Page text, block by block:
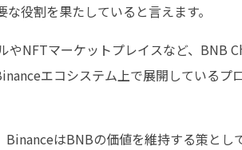
役割を果たしていると言えます。
やNFTマーケットプレイスなど、BNB
エコシステム上で展開している
BinanceはBNBの価値を維持する策と